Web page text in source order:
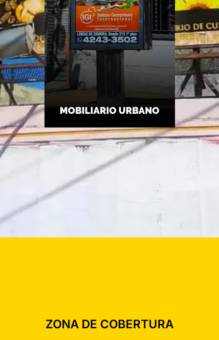
ZONA DE COBERTURA